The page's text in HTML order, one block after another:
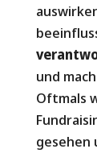
und
Oftmals
gesehen